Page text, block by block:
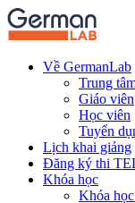
Về GermanLab
Trung
Giáo viên
Học viên
Tuyển
Lịch khai giảng
Đăng ký thi
Khóa học
Khóa